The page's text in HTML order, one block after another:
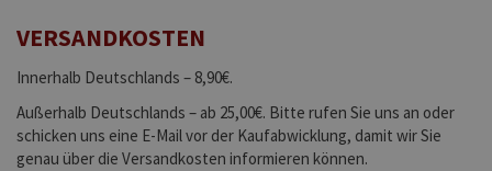
VERSANDKOSTEN
Innerhalb Deutschlands – 8,90€.
Außerhalb Deutschlands – ab 25,00€. Bitte rufen Sie uns an oder
schicken uns eine E-Mail vor der Kaufabwicklung, damit wir Sie
genau über die Versandkosten informieren können.